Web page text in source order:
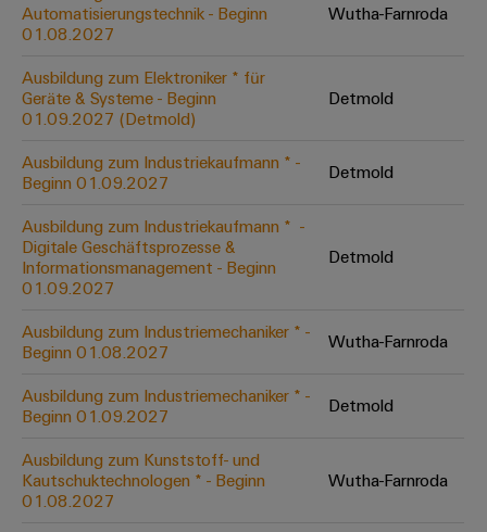
Verbindungslösungen
für
Konventionelle
Energieerzeugung
Zukunftssicherheit
für
bewährte
Maschinenbau
Lösungen
für
verschiedene
Segmente
der
und
Fabrikautomation
Öl
&
Systeme
Lösungen
Dezentrale
Automatisierung
Lösungen
IIoT
&
Automation
Software
Industrial
Industrial
Automation
Elektronikgehäuse
Blitz-
und
Überspannungsschutz
PV
Feldbusverteiler
Automatisierung
&
Software
I/O-
Systeme
Technischer
Support
Umweltbezogene
Produktkonformität
Engineering
Daten
Technische
Produktkataloge
Reparatur
und
Ersatzteile
Trainings
Webinare
PSIRT
Pressekontakt
Unsere
IIoT
and
Partner
Netzwerk
IIoT
Automation
Solution
Offene
Ausbildungs-
und
Studienplätze
Aktuelle
Termine
Workshops
für
Schulklassen
Automatisierungstechnik - Beginn
01.08.2027
Wutha-Farnroda
Ausbildung zum Elektroniker * für
Geräte & Systeme - Beginn
01.09.2027 (Detmold)
Detmold
Ausbildung zum Industriekaufmann * -
Beginn 01.09.2027
Detmold
Ausbildung zum Industriekaufmann * ​ -
Digitale Geschäftsprozesse &
Informationsmanagement - Beginn
01.09.2027
Detmold
Ausbildung zum Industriemechaniker * -
Beginn 01.08.2027
Wutha-Farnroda
Ausbildung zum Industriemechaniker * -
Beginn 01.09.2027
Detmold
Ausbildung zum Kunststoff- und
Kautschuktechnologen * - Beginn
01.08.2027
Wutha-Farnroda